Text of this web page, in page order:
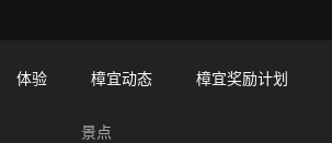
体验 樟宜动态 樟宜奖励计划
景点